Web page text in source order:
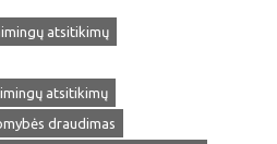
atsitikimų
atsitikimų
draudimas